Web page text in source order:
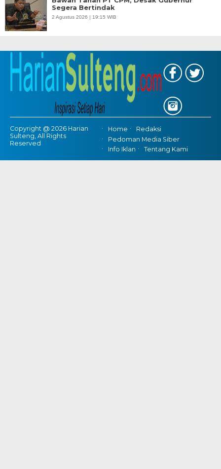
Segera Bertindak
2 Agustus 2026 | 19:15 WIB
Copyright @ 2026 Harian
Sulteng, All Rights
Reserved
Home
Redaksi
Pedoman Media Siber
Info Iklan
Tentang Kami